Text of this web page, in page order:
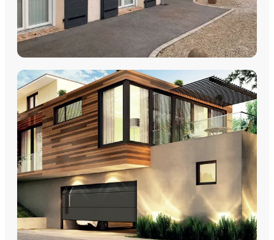
VOLETS
Volets Roulants Volets Coulissants Volets Battants
Découvrez nos volets roulants, coulissants et battants avec
pose par les équipes Plein Jour Habitat.
DÉCOUVRIR